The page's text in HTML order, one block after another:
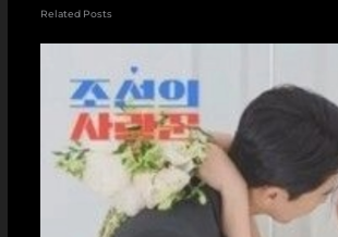
Related Posts